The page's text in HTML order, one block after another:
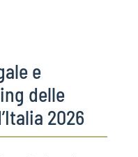
e
delle
2026